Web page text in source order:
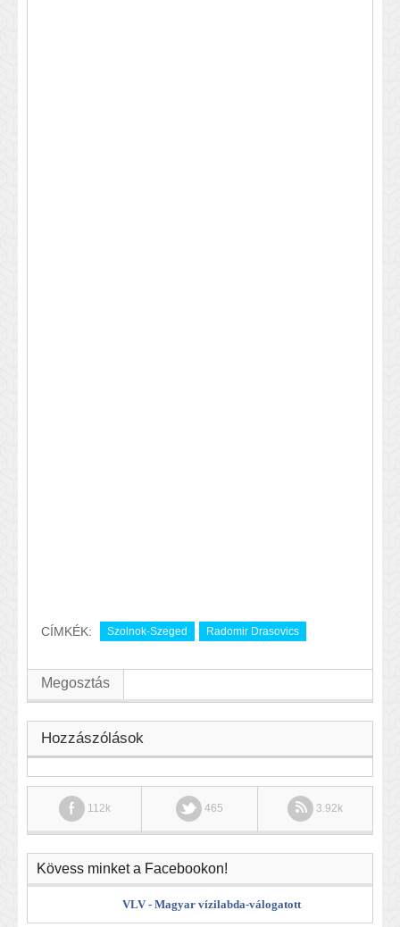
CÍMKÉK: Szolnok-Szeged Radomir Drasovics
Megosztás
Hozzászólások
112k 465 3.92k
Kövess minket a Facebookon!
VLV - Magyar vízilabda-válogatott